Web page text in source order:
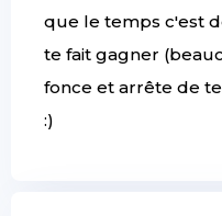
que le temps c'est
te fait gagner
fonce et arrête de
:)